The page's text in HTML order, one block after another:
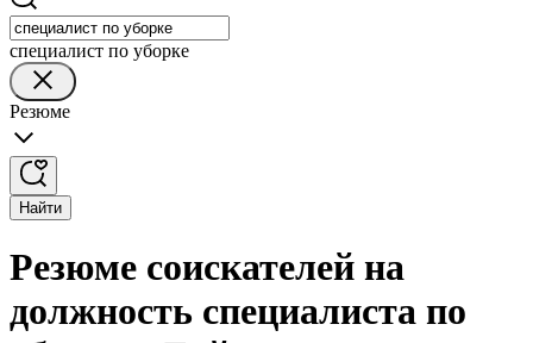
специалист по уборке
Резюме
Найти
Резюме соискателей на
должность специалиста по